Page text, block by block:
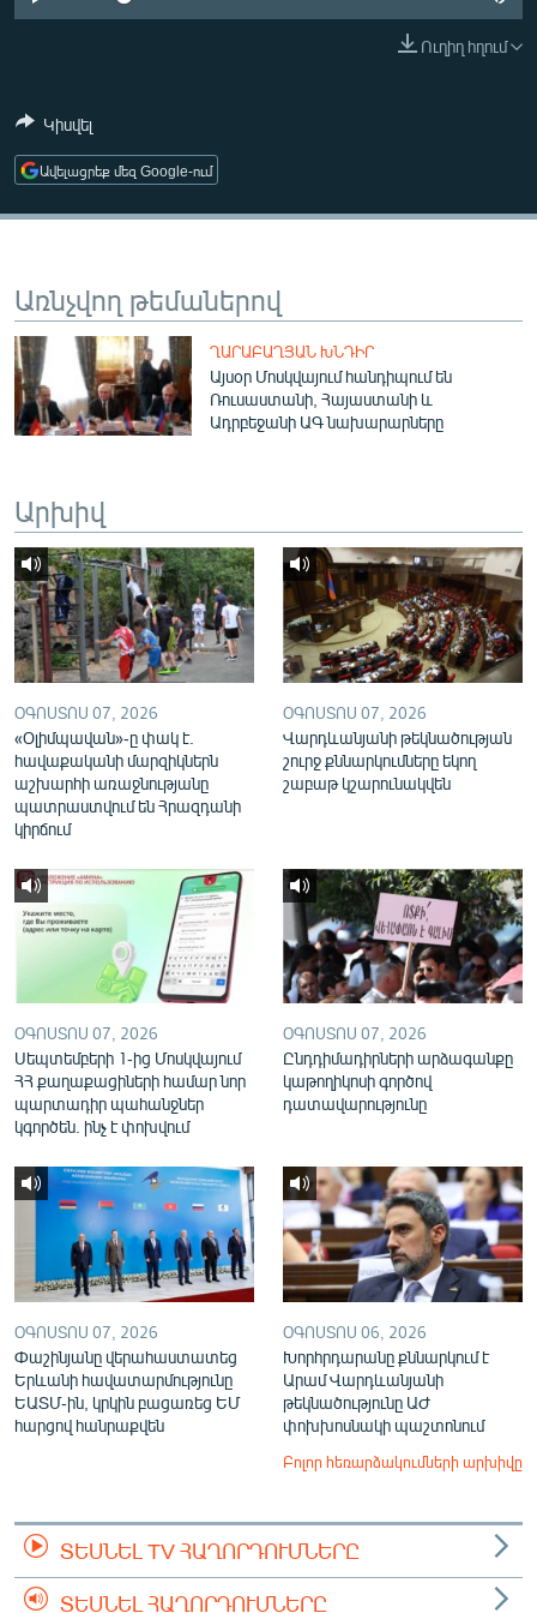
ՄԻՋԱԶԳԱՅԻՆ
ՄԵԿՆԱԲԱՆՈՒԹՅՈՒՆ
ՏՏ ԵՒ ԻՆՏԵՐՆԵՏ
ՏԵՍԱՆՅՈՒԹԵՐ
ԲԱՆԱՎԵՃ
ՁԳՏԵԼՈՎ ԼԱՎԱԳՈՒՅՆԻՆ
Հայերեն
English
Русский
ՀԵՏԵՎԵՔ ՄԵԶ
«Ազատության» բոլոր կայքերը
Ուղիղ հղում
Կիսվել
Ավելացրեք մեզ Google-ում
Առնչվող թեմաներով
ՂԱՐԱԲԱՂՅԱՆ ԽՆԴԻՐ
Այսօր Մոսկվայում հանդիպում են
Ռուսաստանի, Հայաստանի և
Ադրբեջանի ԱԳ նախարարները
Արխիվ
ՕԳՈՍՏՈՍ 07, 2026
«Օլիմպավան»-ը փակ է.
հավաքականի մարզիկներն
աշխարհի առաջնությանը
պատրաստվում են Հրազդանի
կիրճում
ՕԳՈՍՏՈՍ 07, 2026
Վարդևանյանի թեկնածության
շուրջ քննարկումները եկող
շաբաթ կշարունակվեն
ՕԳՈՍՏՈՍ 07, 2026
Սեպտեմբերի 1-ից Մոսկվայում
ՀՀ քաղաքացիների համար նոր
պարտադիր պահանջներ
կգործեն. ինչ է փոխվում
ՕԳՈՍՏՈՍ 07, 2026
Ընդդիմադիրների արձագանքը
կաթողիկոսի գործով
դատավարությունը
ՕԳՈՍՏՈՍ 07, 2026
Փաշինյանը վերահաստատեց
Երևանի հավատարմությունը
ԵԱՏՄ-ին, կրկին բացառեց ԵՄ
հարցով հանրաքվեն
ՕԳՈՍՏՈՍ 06, 2026
Խորհրդարանը քննարկում է
Արամ Վարդևանյանի
թեկնածությունը ԱԺ
փոխխոսնակի պաշտոնում
Բոլոր հեռարձակումների արխիվը
ՏԵՍՆԵԼ TV ՀԱՂՈՐԴՈՒՄՆԵՐԸ
ՏԵՍՆԵԼ ՀԱՂՈՐԴՈՒՄՆԵՐԸ